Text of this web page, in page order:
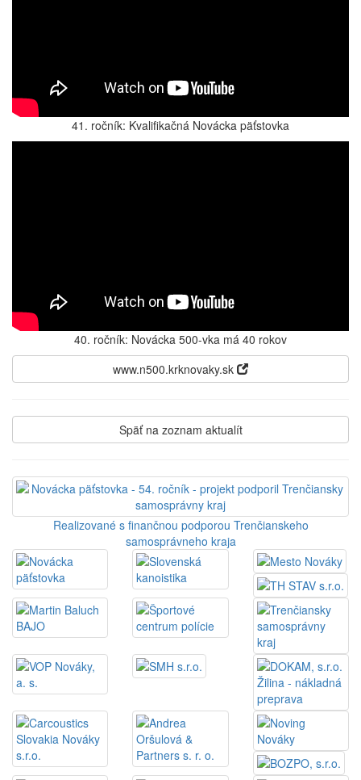
41. ročník: Kvalifikačná Novácka päťstovka
40. ročník: Novácka 500-vka má 40 rokov
www.n500.krknovaky.sk
Späť na zoznam aktualít
Realizované s finančnou podporou Trenčianskeho
samosprávneho kraja